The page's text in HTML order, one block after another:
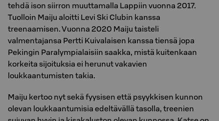
tehdä ison siirron muuttamalla Lappiin vuonna 2017.
Tuolloin Maiju aloitti Levi Ski Clubin kanssa
treenaamisen. Vuonna 2020 Maiju taisteli
valmentajansa Pertti Kuivalaisen kanssa tiensä jopa
Pekingin Paralympialaisiin saakka, mistä kuitenkaan
korkeita sijoituksia ei herunut vakavien
loukkaantumisten takia.
Maiju kertoo nyt sekä fyysisen että psyykkisen kunnon
olevan loukkaantumisia edeltävällä tasolla, treenien